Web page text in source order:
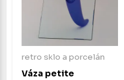
retro sklo a porcelán
Váza petite